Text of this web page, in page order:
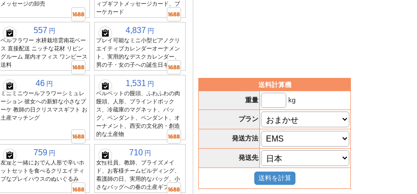
メッセージの卸売
ィブギフトメッセージカード、ブ
ーケカード
557 円
ベルフラワー 水耕栽培雲南花ベー
ス 直接配送 ニッチな花材 リビン
グルーム 屋内オフィス ワンピース
送料
4,837 円
プレイ可能なミニ小型ピアノクリ
エイティブカレンダーオーナメン
ト、実用的なデスクカレンダー、
男の子・女の子への誕生日ギフト
46 円
ミニミニウールフラワーシミュレ
ーション 彼女への新鮮な小さなブ
ーケ 教師の日クリスマスギフト お
土産マッチング
1,531 円
ベルベットの饅頭、ふわふわの肉
饅頭、人形、ブラインドボック
ス、冷蔵庫のマグネット、バッ
グ、ペンダント、ペンダント、オ
ーナメント、西安の文化的・創造
的な土産物
759 円
友達と一緒におでん人形で辛いホ
ットセットを食べるクリエイティ
ブなプレイハウスのぬいぐるみ
710 円
女性社員、教師、ブライズメイ
ド、お客様チームビルディング、
看護師の日、実用的なバッグ、小
さなバッグへの春の土産ギフト
送料計算機
重量
kg
プラン
発送方法
発送先